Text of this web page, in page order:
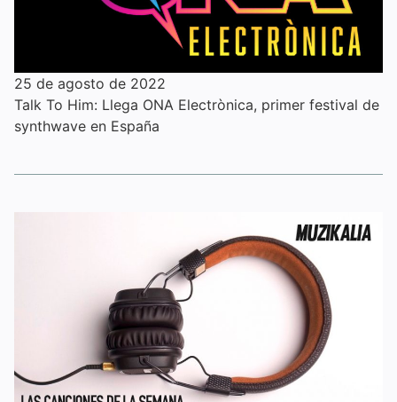
25 de agosto de 2022
Talk To Him: Llega ONA Electrònica, primer festival de
synthwave en España